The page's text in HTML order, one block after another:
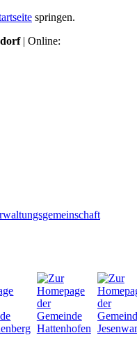
springen.
| Online: